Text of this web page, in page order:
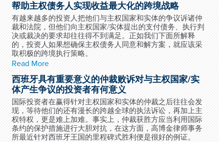
帮助主权债务人实现收益最大化的跨境战略
有越来越多的投资人把他们与主权国家和实体的争议诉诸仲
裁和法院，但他们向主权国家/实体提出的支付债务、执行判
决或裁决的要求却往往得不到满足。正如我们下面所解释
的，投资人如果想确保主权债务人同意和解方案，就应该采
取积极的跨境执行策略。
Read More
西班牙具有重要意义的仲裁败诉对与主权国家/实
体产生争议的投资者有何意义
国际投资者在赢得针对主权国家和实体的仲裁之后往往会发
现，等待他们的还有漫长的跨越全球的执法诉讼，再加上主
权特权，更是难上加难。事实上，仲裁获胜方应当利用国际
条约的保护措施进行大胆对抗，在这方面，高博金律师事务
所最近针对西班牙王国的里程碑式胜利便是很好的例证。